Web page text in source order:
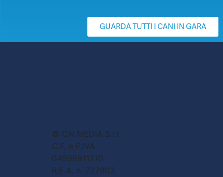
GUARDA TUTTI I CANI IN GARA
© CN MEDIA S.r.l.
C.F. e P.IVA
04998911210
R.E.A. n. 727803